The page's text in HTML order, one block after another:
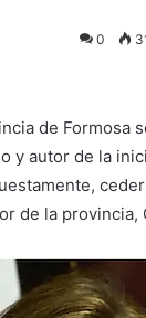
0
de Formosa
y autor de la
de la provincia,